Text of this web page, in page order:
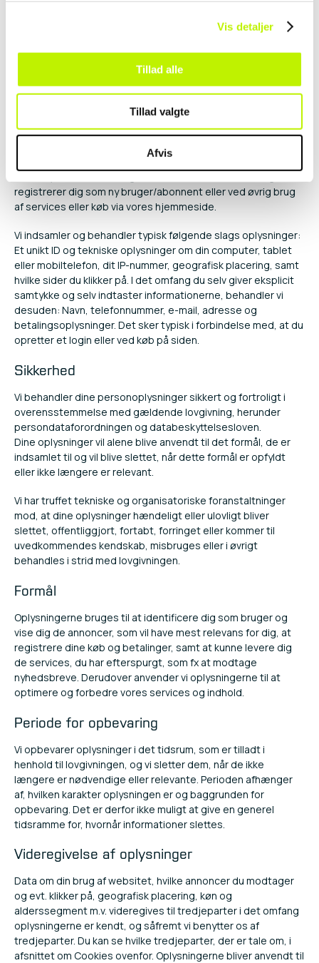
Vis detaljer
Tillad alle
Tillad valgte
Afvis
eller andet omfang kan henføres til dig. Når du benytter vores
website, så indsamler og behandler vi en række af sådanne
informationer. Det sker f.eks. ved helt almindelige
interaktioner på hjemmesiden som fx at du tilmelder dig
registrerer dig som ny bruger/abonnent eller ved øvrig brug
af services eller køb via vores hjemmeside.
Vi indsamler og behandler typisk følgende slags oplysninger:
Et unikt ID og tekniske oplysninger om din computer, tablet
eller mobiltelefon, dit IP-nummer, geografisk placering, samt
hvilke sider du klikker på. I det omfang du selv giver eksplicit
samtykke og selv indtaster informationerne, behandler vi
desuden: Navn, telefonnummer, e-mail, adresse og
betalingsoplysninger. Det sker typisk i forbindelse med, at du
opretter et login eller ved køb på siden.
Sikkerhed
Vi behandler dine personoplysninger sikkert og fortroligt i
overensstemmelse med gældende lovgivning, herunder
persondataforordningen og databeskyttelsesloven.
Dine oplysninger vil alene blive anvendt til det formål, de er
indsamlet til og vil blive slettet, når dette formål er opfyldt
eller ikke længere er relevant.
Vi har truffet tekniske og organisatoriske foranstaltninger
mod, at dine oplysninger hændeligt eller ulovligt bliver
slettet, offentliggjort, fortabt, forringet eller kommer til
uvedkommendes kendskab, misbruges eller i øvrigt
behandles i strid med lovgivningen.
Formål
Oplysningerne bruges til at identificere dig som bruger og
vise dig de annoncer, som vil have mest relevans for dig, at
registrere dine køb og betalinger, samt at kunne levere dig
de services, du har efterspurgt, som fx at modtage
nyhedsbreve. Derudover anvender vi oplysningerne til at
optimere og forbedre vores services og indhold.
Periode for opbevaring
Vi opbevarer oplysninger i det tidsrum, som er tilladt i
henhold til lovgivningen, og vi sletter dem, når de ikke
længere er nødvendige eller relevante. Perioden afhænger
af, hvilken karakter oplysningen er og baggrunden for
opbevaring. Det er derfor ikke muligt at give en generel
tidsramme for, hvornår informationer slettes.
Videregivelse af oplysninger
Data om din brug af websitet, hvilke annoncer du modtager
og evt. klikker på, geografisk placering, køn og
alderssegment m.v. videregives til tredjeparter i det omfang
oplysningerne er kendt, og såfremt vi benytter os af
tredjeparter. Du kan se hvilke tredjeparter, der er tale om, i
afsnittet om Cookies ovenfor. Oplysningerne bliver anvendt til